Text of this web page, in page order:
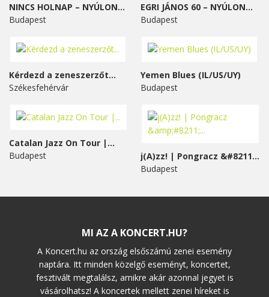
NINCS HOLNAP – NYÚLON...
Budapest
EGRI JÁNOS 60 – NYÚLON...
Budapest
Kérdezd a zeneszerzőt...
Székesfehérvár
Yemen Blues (IL/US/UY)
Budapest
Catalan Jazz On Tour |...
Budapest
j(A)zz! | Pongracz &#8211;...
Budapest
MI AZ A KONCERT.HU?
A Koncert.hu az ország elsőszámú zenei esemény
naptára. Itt minden közelgő eseményt, koncertet,
fesztivált megtalálsz, amikre akár azonnal jegyet is
vásárolhatsz! A koncertek mellett zenei híreket is